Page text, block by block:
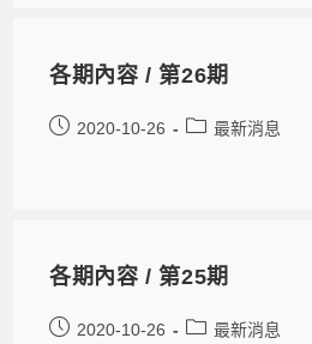
各期內容 / 第26期
2020-10-26 最新消息
各期內容 / 第25期
2020-10-26 最新消息